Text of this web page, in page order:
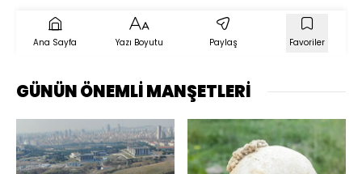
Ana Sayfa Yazı Boyutu Paylaş Favoriler
GÜNÜN ÖNEMLİ MANŞETLERİ